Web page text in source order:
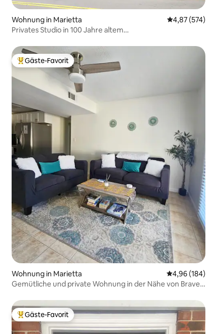
Wohnung in Marietta
4,87 (574)
Privates Studio in 100 Jahre altem
Beliebter Gäste-Favorit.
Gäste-Favorit
Wohnung in Marietta
4,96 (184)
Gemütliche und private Wohnung in der Nähe von Braves
Beliebter Gäste-Favorit.
Gäste-Favorit